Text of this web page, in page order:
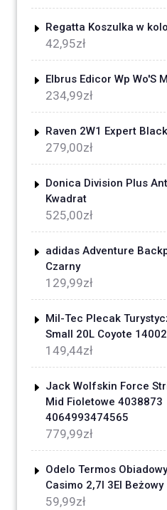
Regatta Koszulka w
42,95zł
Elbrus Edicor Wp Wo'S
234,99zł
Raven 2W1 Expert Black
279,00zł
Donica Division Plus
Kwadrat
525,00zł
adidas Adventure
Czarny
129,99zł
Mil-Tec Plecak
Small 20L Coyote
149,44zł
Jack Wolfskin Force
Mid Fioletowe 4038873
4064993474565
779,99zł
Odelo Termos
Casimo 2,7l 3El Beżowy
59,99zł